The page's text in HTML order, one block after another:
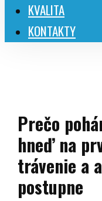
KVALITA
KONTAKTY
Prečo
hneď na
trávenie a
postupne